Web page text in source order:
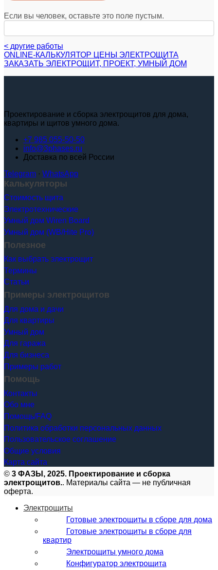
Если вы человек, оставьте это поле пустым.
< другие работы
ONLINE-КАЛЬКУЛЯТОР ЦЕНЫ ЭЛЕКТРОЩИТА
ЗАКАЗАТЬ ЭЛЕКТРОЩИТ, ПРОЕКТ, УМНЫЙ ДОМ
Проектирование и сборка электрощитов для дома,
квартиры и щитов умного дома.
+7 985 055-50-50
info@3phases.ru
Доставка по всей России
Telegram · WhatsApp
Калькуляторы
Стоимость щита
Электротехнические
Умный дом Wiren Board
Умный дом (WB/Hite Pro)
Полезное
Как выбрать электрощит
Термины
Статьи
Примеры электрощитов
Для дома и дачи
Для квартиры
Умный дом
Для гаража
Для бизнеса
Примеры работ
Помощь
Контакты
Обо мне
Помощь/FAQ
Политика обработки персональных данных
Пользовательское соглашение
Общие условия
Карта сайта
© 3 ФАЗЫ, 2025. Проектирование и сборка
электрощитов.. Материалы сайта — не публичная
оферта.
Электрощиты
Готовые электрощиты в сборе для дома
Готовые электрощиты в сборе для
квартир
Электрощиты умного дома
Конфигуратор электрощита